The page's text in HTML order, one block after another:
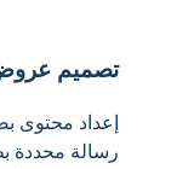
تصميم عروض
إعداد محتوى
رسالة محددة